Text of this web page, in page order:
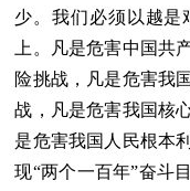
少。我们必须以越是
上。凡是危害中国共
险挑战，凡是危害我
战，凡是危害我国核
是危害我国人民根本
现“两个一百年”奋斗